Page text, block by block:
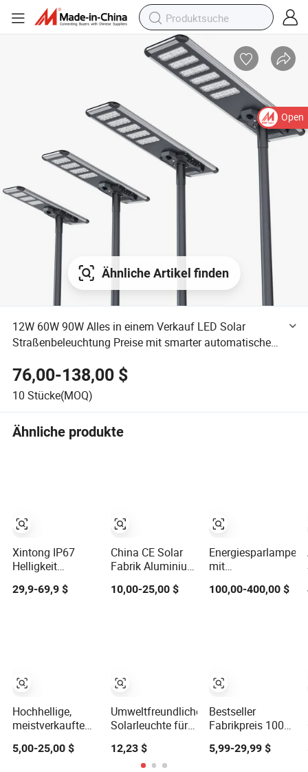
Open
Ähnliche Artikel finden
12W 60W 90W Alles in einem Verkauf LED Solar
Straßenbeleuchtung Preise mit smarter automatischer
76,00-138,00 $
10 Stücke(MOQ)
Ähnliche produkte
Xintong IP67
Helligkeit
Außen LED
29,9-69,9 $
Hochhellige,
meistverkaufte
Wandgarten-
5,00-25,00 $
China CE Solar
Fabrik Aluminium
LED Sensor IP66
Garten
Straßenlampe
10,00-25,00 $
Umweltfreundliche
Solarleuchte für
Außenstraßenbeleuchtung
12,23 $
Energiesparlampe
mit
solarbetriebene
100,00-400,00 $
Bestseller
Fabrikpreis 100W
400W 800W
5,99-29,99 $